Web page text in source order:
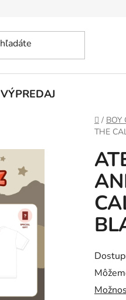
VÝPREDAJ
Domov
/ BOY
THE